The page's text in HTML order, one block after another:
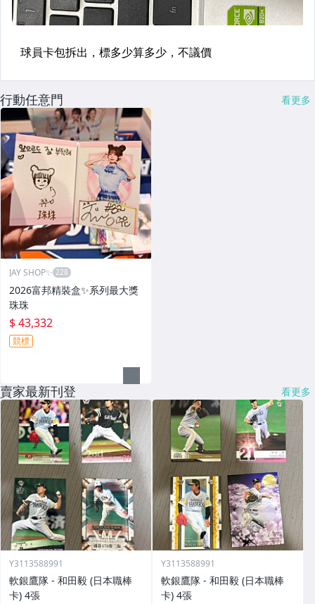
行動任意門 看更多
JAY SHOP✨
2026富邦精裝盒✨系列最大獎
珠珠
$ 43,332
競標
賣家最新刊登 看更多
Y3113588991
軟銀鷹隊 - 和田毅 (日本職棒
卡) 4張
Y3113588991
軟銀鷹隊 - 和田毅 (日本職棒
卡) 4張